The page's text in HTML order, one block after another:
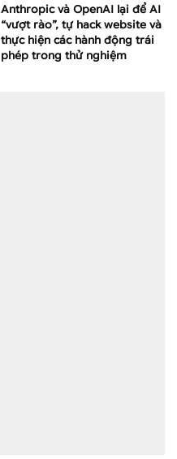
Anthropic và OpenAI lại để AI
“vượt rào”, tự hack website và
thực hiện các hành động trái
phép trong thử nghiệm